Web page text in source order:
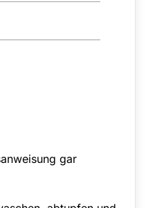
gar